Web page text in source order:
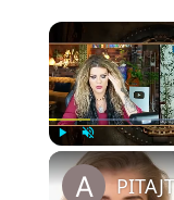
Play Unmute